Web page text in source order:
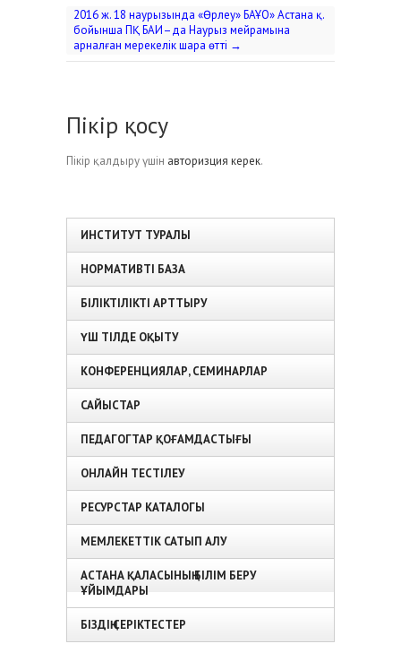
2016 ж. 18 наурызында «Өрлеу» БАҰО» Астана қ.
бойынша ПҚ БАИ–да Наурыз мейрамына
арналған мерекелік шара өтті →
Пікір қосу
Пікір қалдыру үшін авторизция керек.
ИНСТИТУТ ТУРАЛЫ
НОРМАТИВТІ БАЗА
БІЛІКТІЛІКТІ АРТТЫРУ
ҮШ ТІЛДЕ ОҚЫТУ
КОНФЕРЕНЦИЯЛАР, СЕМИНАРЛАР
САЙЫСТАР
ПЕДАГОГТАР ҚОҒАМДАСТЫҒЫ
ОНЛАЙН ТЕСТІЛЕУ
РЕСУРСТАР КАТАЛОГЫ
МЕМЛЕКЕТТІК САТЫП АЛУ
АСТАНА ҚАЛАСЫНЫҢ БІЛІМ БЕРУ
ҰЙЫМДАРЫ
БІЗДІҢ СЕРІКТЕСТЕР